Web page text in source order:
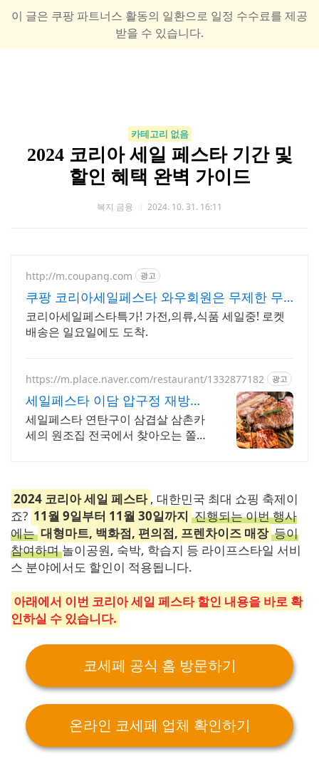
이 글은 쿠팡 파트너스 활동의 일환으로 일정 수수료를 제공
받을 수 있습니다.
카테고리 없음
2024 코리아 세일 페스타 기간 및
할인 혜택 완벽 가이드
복지 금융 2024. 10. 31. 16:11
http://m.coupang.com 광고
쿠팡 코리아세일페스타 와우회원은 무제한 무
료 배송
코리아세일페스타특가! 가전,의류,식품 세일중! 로켓
배송은 일요일에도 도착.
https://m.place.naver.com/restaurant/1332877182 광고
세일페스타 이담 압구정 재방문
률 90% 성지순례맛집
세일페스타 연탄구이 삼겹살 삼촌카
세의 원조집 전국에서 찾아오는 쫄깃
2024 코리아 세일 페스타 , 대한민국 최대 쇼핑 축제이
죠? 11월 9일부터 11월 30일까지 진행되는 이번 행사
에는대형마트, 백화점, 편의점, 프렌차이즈 매장등이
참여하며놀이공원, 숙박, 학습지 등 라이프스타일 서비
스 분야에서도 할인이 적용됩니다.
아래에서 이번 코리아 세일 페스타 할인 내용을 바로 확
인하실 수 있습니다.
코세페 공식 홈 방문하기
온라인 코세페 업체 확인하기